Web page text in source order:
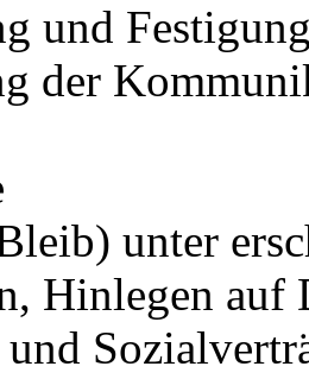
und
der
unter
Hinlegen auf